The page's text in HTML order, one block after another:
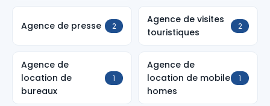
Agence de presse 2
Agence de visites
touristiques
2
Agence de
location de
bureaux
1
Agence de
location de mobile
homes
1